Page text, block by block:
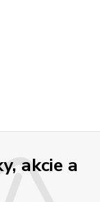
akcie a